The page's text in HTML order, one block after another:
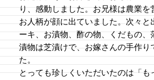
り、感動しました。お兄様は農業
お人柄が顔に出ていました。次々
ーキ、お漬物、酢の物、くだもの
漬物は芝漬けで、お嫁さんの手作
た。
とっても珍しくいただいたのは「